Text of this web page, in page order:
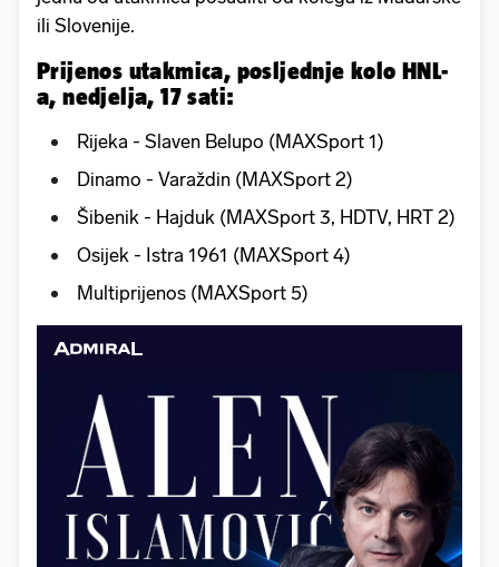
ili Slovenije.
Prijenos utakmica, posljednje kolo HNL-
a, nedjelja, 17 sati:
Rijeka - Slaven Belupo (MAXSport 1)
Dinamo - Varaždin (MAXSport 2)
Šibenik - Hajduk (MAXSport 3, HDTV, HRT 2)
Osijek - Istra 1961 (MAXSport 4)
Multiprijenos (MAXSport 5)